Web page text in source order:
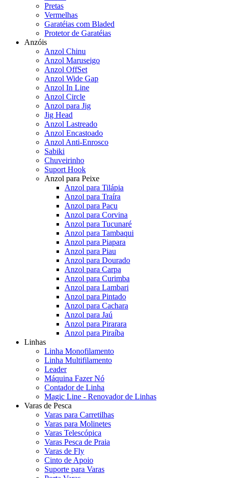
Pretas
Vermelhas
Garatéias com Bladed
Protetor de Garatéias
Anzóis
Anzol Chinu
Anzol Maruseigo
Anzol OffSet
Anzol Wide Gap
Anzol In Line
Anzol Circle
Anzol para Jig
Jig Head
Anzol Lastreado
Anzol Encastoado
Anzol Anti-Enrosco
Sabiki
Chuveirinho
Suport Hook
Anzol para Peixe
Anzol para Tilápia
Anzol para Traíra
Anzol para Pacu
Anzol para Corvina
Anzol para Tucunaré
Anzol para Tambaqui
Anzol para Piapara
Anzol para Piau
Anzol para Dourado
Anzol para Carpa
Anzol para Curimba
Anzol para Lambari
Anzol para Pintado
Anzol para Cachara
Anzol para Jaú
Anzol para Pirarara
Anzol para Piraíba
Linhas
Linha Monofilamento
Linha Multifilamento
Leader
Máquina Fazer Nó
Contador de Linha
Magic Line - Renovador de Linhas
Varas de Pesca
Varas para Carretilhas
Varas para Molinetes
Varas Telescópica
Varas Pesca de Praia
Varas de Fly
Cinto de Apoio
Suporte para Varas